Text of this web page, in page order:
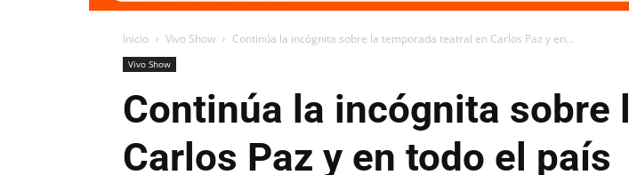
Inicio Vivo Show Continúa la incógnita sobre la temporada teatral en Carlos Paz y en...
Vivo Show
Continúa la incógnita sobre
Carlos Paz y en todo el país